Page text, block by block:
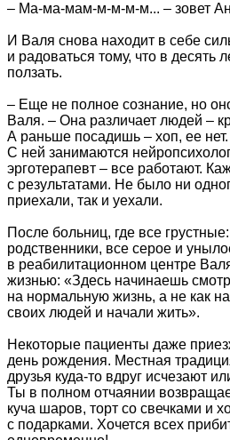
– Ма-ма-мам-м-м-м-м... – зовет
И Валя снова находит в себе
и радоваться тому, что в десять
ползать.
– Еще не полное сознание, но
Валя. – Она различает людей –
А раньше посадишь – хоп, ее
С ней занимаются
эрготерапевт – все работают.
с результатами. Не было ни
приехали, так и уехали.
После больниц, где все
родственники, все серое и
в реабилитационном центре
жизнью: «Здесь начинаешь
на нормальную жизнь, а не как
своих людей и начали жить».
Некоторые пациенты даже
день рождения. Местная
друзья куда-то вдруг исчезают
Ты в полном отчаянии
куча шаров, торт со свечками и
с подарками. Хочется всех